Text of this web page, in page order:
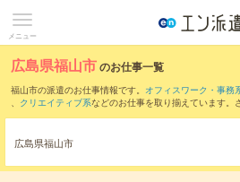
メニュー
広島県福山市のお仕事一覧
福山市の派遣のお仕事情報です。 オフィスワーク・事務
、 クリエイティブ系などのお仕事を取り揃えています。
また、笠岡市・ など隣接エリアのお仕事もご確認
広島県福山市